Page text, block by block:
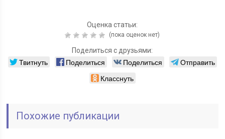
Оценка статьи:
(пока оценок нет)
Поделиться с друзьями:
Твитнуть Поделиться Поделиться
Отправить
Класснуть
Похожие публикации